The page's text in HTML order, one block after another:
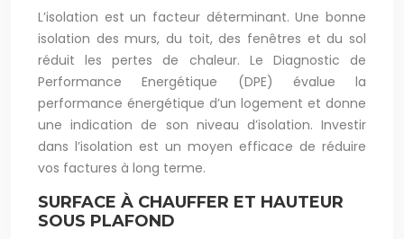
L’isolation est un facteur déterminant. Une bonne
isolation des murs, du toit, des fenêtres et du sol
réduit les pertes de chaleur. Le Diagnostic de
Performance Energétique (DPE) évalue la
performance énergétique d’un logement et donne
une indication de son niveau d’isolation. Investir
dans l’isolation est un moyen efficace de réduire
vos factures à long terme.
SURFACE À CHAUFFER ET HAUTEUR
SOUS PLAFOND